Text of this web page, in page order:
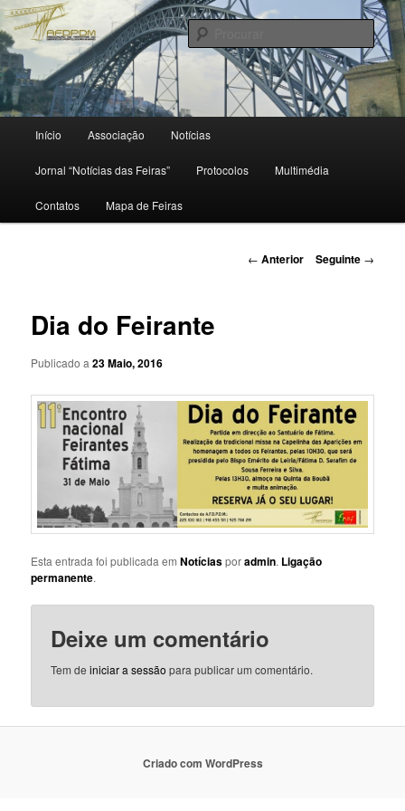
Saltar
para
o
conteúdo
primário
principal
Início Associação Notícias
Jornal “Notícias das Feiras” Protocolos Multimédia
Contatos Mapa de Feiras
Navegação
← Anterior Seguinte →
Dia do Feirante
Publicado a23 Maio, 2016
Esta entrada foi publicada emNotíciasporadmin. Ligação
permanente.
Deixe um comentário
Tem deiniciar a sessão para publicar um comentário.
Criado com WordPress